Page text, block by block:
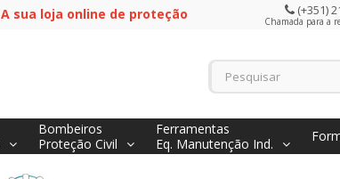
A sua loja online de proteção (+351)
Chamada para a
Bombeiros
Proteção Civil
Ferramentas
Eq. Manutenção Ind.